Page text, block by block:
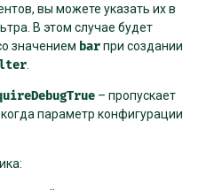
вы можете указать их в
В этом случае будет
значением barпри создании
– пропускает
параметр конфигурации